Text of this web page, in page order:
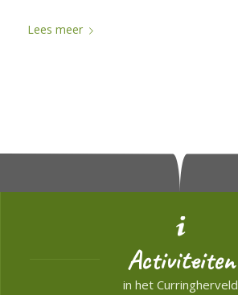
Lees meer
Activiteiten
in het Curringherveld